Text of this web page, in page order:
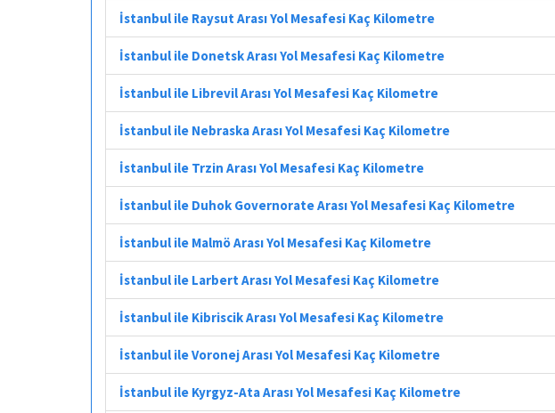
İstanbul ile Raysut Arası Yol Mesafesi Kaç Kilometre
İstanbul ile Donetsk Arası Yol Mesafesi Kaç Kilometre
İstanbul ile Librevil Arası Yol Mesafesi Kaç Kilometre
İstanbul ile Nebraska Arası Yol Mesafesi Kaç Kilometre
İstanbul ile Trzin Arası Yol Mesafesi Kaç Kilometre
İstanbul ile Duhok Governorate Arası Yol Mesafesi Kaç Kilometre
İstanbul ile Malmö Arası Yol Mesafesi Kaç Kilometre
İstanbul ile Larbert Arası Yol Mesafesi Kaç Kilometre
İstanbul ile Kibriscik Arası Yol Mesafesi Kaç Kilometre
İstanbul ile Voronej Arası Yol Mesafesi Kaç Kilometre
İstanbul ile Kyrgyz-Ata Arası Yol Mesafesi Kaç Kilometre